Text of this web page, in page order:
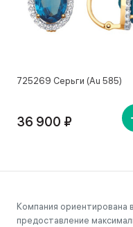
725269 Серьги (Au 585)
36 900 ₽
Компания ориентирована
предоставление